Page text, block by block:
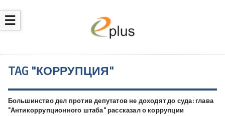
☰
TAG "КОРРУПЦИЯ"
Большинство дел против депутатов не доходят до суда: глава
"Антикоррупционного штаба" рассказал о коррупции